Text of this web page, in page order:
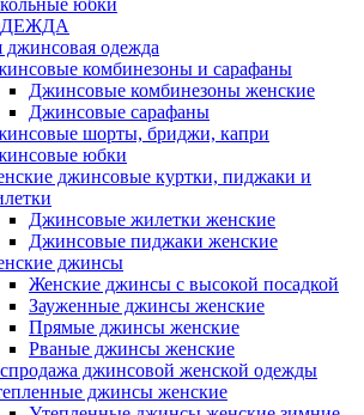
юбки
джинсовая одежда
комбинезоны и сарафаны
Джинсовые комбинезоны женские
Джинсовые сарафаны
шорты, бриджи, капри
юбки
джинсовые куртки, пиджаки и
Джинсовые жилетки женские
Джинсовые пиджаки женские
джинсы
Женские джинсы с высокой посадкой
Зауженные джинсы женские
Прямые джинсы женские
Рваные джинсы женские
джинсовой женской одежды
джинсы женские